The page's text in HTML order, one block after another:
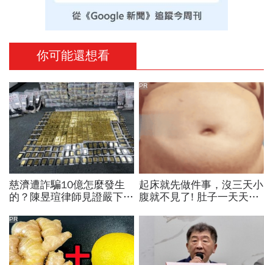
你可能還想看
慈濟遭詐騙10億怎麼發生
的？陳昱瑄律師見證嚴下跪
金，洗錢手法曝光…慈濟回
應了
起床就先做件事，沒三天小
腹就不見了! 肚子一天天變
PR
PR